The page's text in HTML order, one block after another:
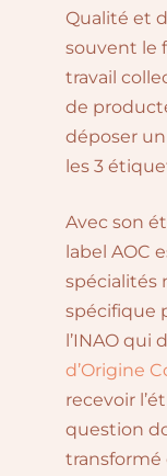
Qualité et
souvent le
travail
de
déposer
les 3
Avec son
label AOC
spécialités
spécifique
l’INAO qui
d’Origine
recevoir
question
transformé